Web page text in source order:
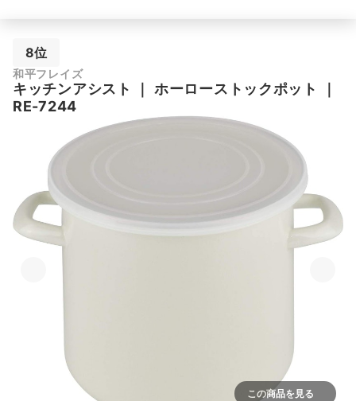
8位
和平フレイズ
キッチンアシスト ホーローストックポット
RE-7244
この商品を見る